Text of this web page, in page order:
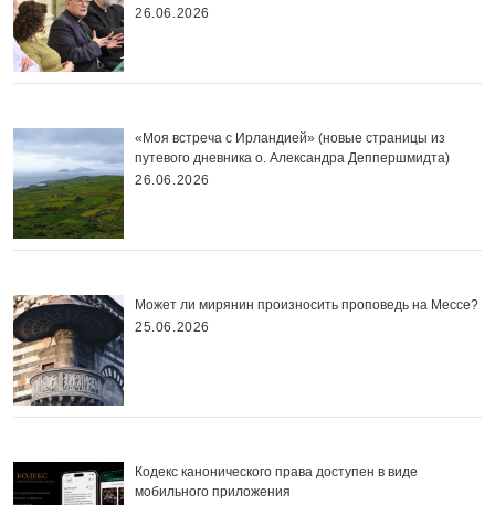
26.06.2026
«Моя встреча с Ирландией» (новые страницы из
путевого дневника о. Александра Деппершмидта)
26.06.2026
Может ли мирянин произносить проповедь на Мессе?
25.06.2026
Кодекс канонического права доступен в виде
мобильного приложения